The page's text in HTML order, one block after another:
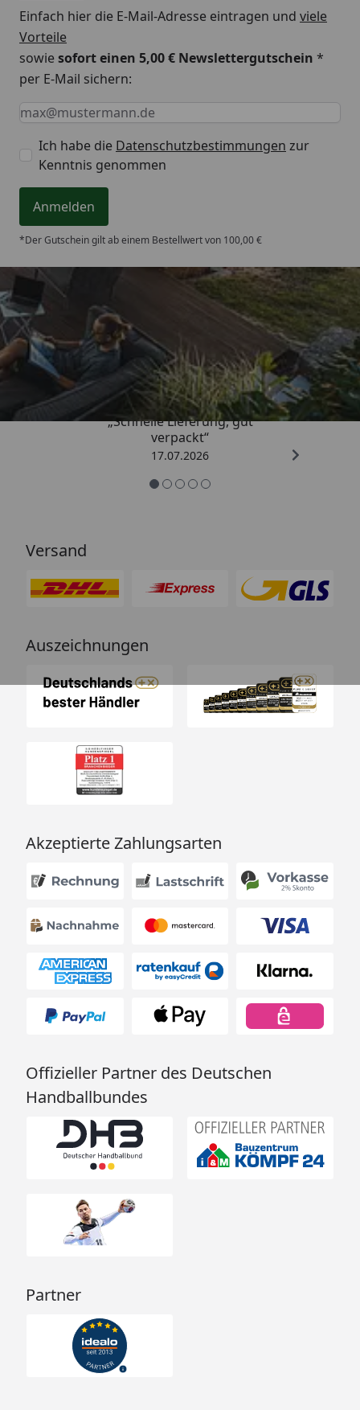
Einfach hier die E-Mail-Adresse eintragen und viele
Vorteile
sowiesofort einen 5,00 € Newslettergutschein *
per E-Mail sichern:
Keine Eingabe erforderlich
Eingabe erforderlich
E-Mail *
Ich habe die Datenschutzbestimmungen zur
Kenntnis genommen
Anmelden
*Der Gutschein gilt ab einem Bestellwert von 100,00 €
Trusted Shops
4,65/ 5
„Schnelle Lieferung, gut
verpackt“
17.07.2026
Versand
Auszeichnungen
Akzeptierte Zahlungsarten
Offizieller Partner des Deutschen
Handballbundes
Partner